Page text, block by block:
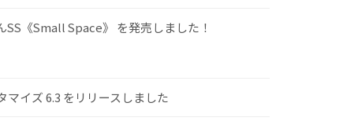
SS《Small Space》 を発売しました！
イズ 6.3 をリリースしました